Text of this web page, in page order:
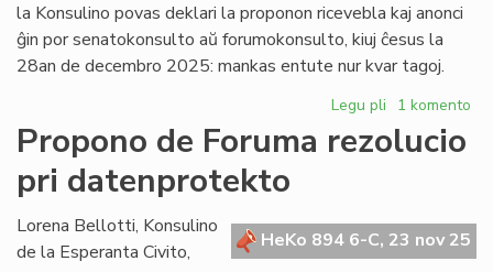
la Konsulino povas deklari la proponon ricevebla kaj anonci
ĝin por senatokonsulto aŭ forumokonsulto, kiuj ĉesus la
28an de decembro 2025: mankas entute nur kvar tagoj.
Legu pli pri
Limdato
por
por
la
1 komento
Propono de Foruma rezolucio
pri datenprotekto
HeKo 894 6-C, 23 nov 25
Lorena Bellotti, Konsulino
de la Esperanta Civito,